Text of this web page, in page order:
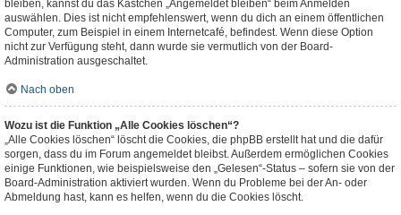
bleiben, kannst du das Kästchen „Angemeldet bleiben“ beim Anmelden
auswählen. Dies ist nicht empfehlenswert, wenn du dich an einem öffentlichen
Computer, zum Beispiel in einem Internetcafé, befindest. Wenn diese Option
nicht zur Verfügung steht, dann wurde sie vermutlich von der Board-
Administration ausgeschaltet.
Nach oben
Wozu ist die Funktion „Alle Cookies löschen“?
„Alle Cookies löschen“ löscht die Cookies, die phpBB erstellt hat und die dafür
sorgen, dass du im Forum angemeldet bleibst. Außerdem ermöglichen Cookies
einige Funktionen, wie beispielsweise den „Gelesen“-Status – sofern sie von der
Board-Administration aktiviert wurden. Wenn du Probleme bei der An- oder
Abmeldung hast, kann es helfen, wenn du die Cookies löscht.